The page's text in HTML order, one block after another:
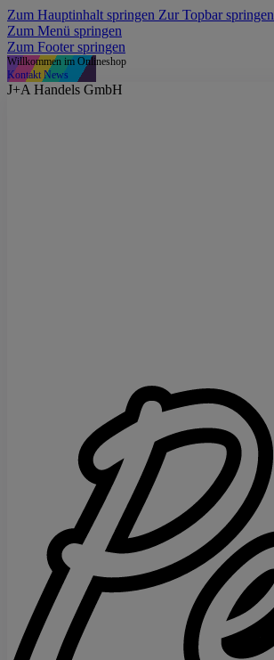
Zum Hauptinhalt springen Zur Topbar springen
Zum Menü springen
Zum Footer springen
Willkommen im Onlineshop
Kontakt News
J+A Handels GmbH